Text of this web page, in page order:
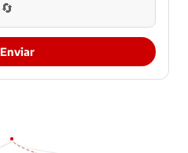
🔄
Enviar